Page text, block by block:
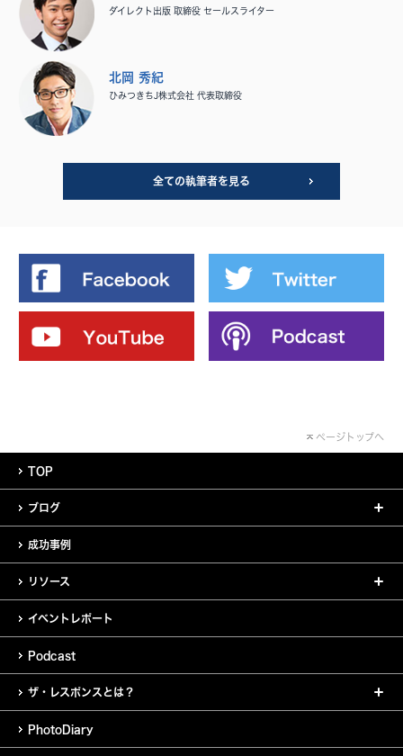
ダイレクト出版 取締役 セールスライター
北岡 秀紀
ひみつきちJ株式会社 代表取締役
全ての執筆者を見る
ページトップへ
TOP
ブログ
成功事例
リソース
イベントレポート
Podcast
ザ・レスポンスとは？
PhotoDiary